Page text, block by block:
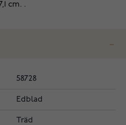
cm. .
58728
Edblad
Träd